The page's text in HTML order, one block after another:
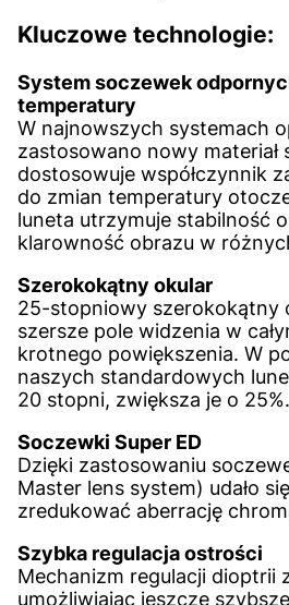
Kluczowe technologie:
System soczewek
temperatury
W najnowszych systemach
zastosowano nowy
dostosowuje współczynnik
do zmian temperatury
luneta utrzymuje stabilność
klarowność obrazu w
Szerokokątny okular
25-stopniowy szerokokątny
szersze pole widzenia w
krotnego powiększenia. W
naszych standardowych
20 stopni, zwiększa je o 25%.
Soczewki Super ED
Dzięki zastosowaniu
Master lens system) udało
zredukować aberrację
Szybka regulacja ostrości
Mechanizm regulacji dioptrii
umożliwiając jeszcze